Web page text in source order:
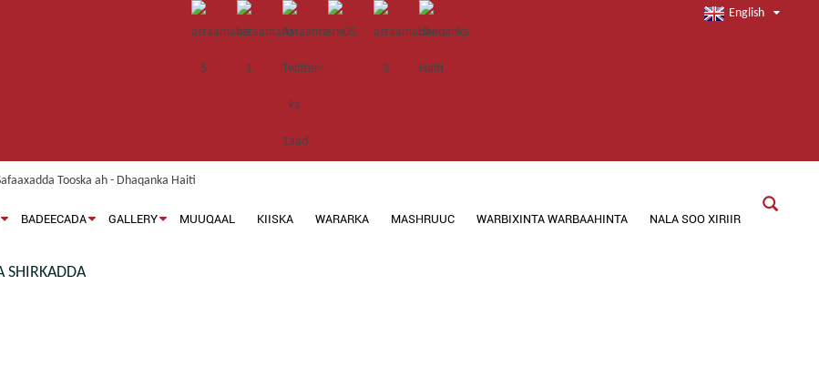
English
BADEECADA GALLERY MUUQAAL KIISKA WARARKA MASHRUUC WARBIXINTA WARBAAHINTA NALA SOO XIRIIR
SHIRKADDA